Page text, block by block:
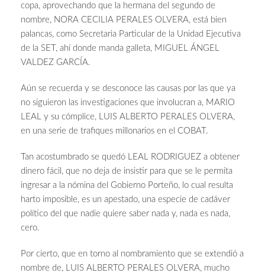
copa, aprovechando que la hermana del segundo de
nombre, NORA CECILIA PERALES OLVERA, está bien
palancas, como Secretaria Particular de la Unidad Ejecutiva
de la SET, ahí donde manda galleta, MIGUEL ÁNGEL
VALDEZ GARCÍA.
Aún se recuerda y se desconoce las causas por las que ya
no siguieron las investigaciones que involucran a, MARIO
LEAL y su cómplice, LUIS ALBERTO PERALES OLVERA,
en una serie de trafiques millonarios en el COBAT.
Tan acostumbrado se quedó LEAL RODRIGUEZ a obtener
dinero fácil, que no deja de insistir para que se le permita
ingresar a la nómina del Gobierno Porteño, lo cual resulta
harto imposible, es un apestado, una especie de cadáver
político del que nadie quiere saber nada y, nada es nada,
cero.
Por cierto, que en torno al nombramiento que se extendió a
nombre de, LUIS ALBERTO PERALES OLVERA, mucho